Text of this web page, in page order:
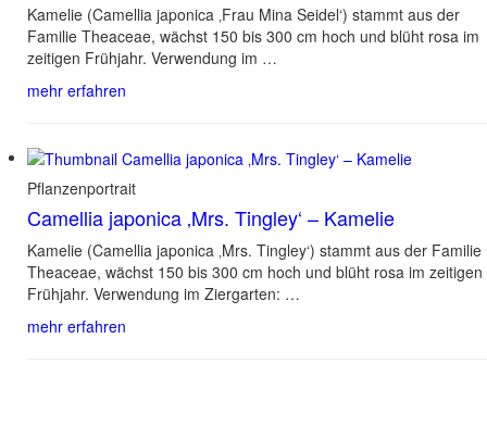
Kamelie (Camellia japonica ‚Frau Mina Seidel‘) stammt aus der
Familie Theaceae, wächst 150 bis 300 cm hoch und blüht rosa im
zeitigen Frühjahr. Verwendung im …
mehr erfahren
Pflanzenportrait
Camellia japonica ‚Mrs. Tingley‘ – Kamelie
Kamelie (Camellia japonica ‚Mrs. Tingley‘) stammt aus der Familie
Theaceae, wächst 150 bis 300 cm hoch und blüht rosa im zeitigen
Frühjahr. Verwendung im Ziergarten: …
mehr erfahren